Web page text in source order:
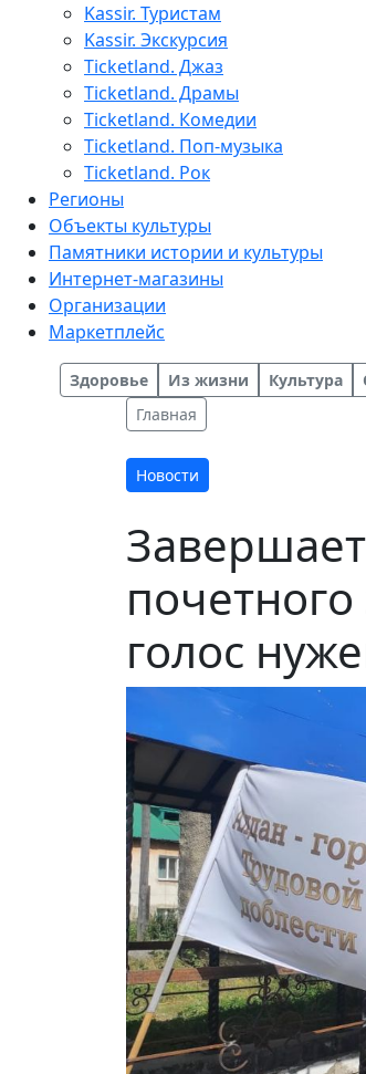
Kassir. Туристам
Kassir. Экскурсия
Ticketland. Джаз
Ticketland. Драмы
Ticketland. Комедии
Ticketland. Поп-музыка
Ticketland. Рок
Регионы
Объекты культуры
Памятники истории и культуры
Интернет-магазины
Организации
Маркетплейс
Здоровье Из жизни Культура
Главная
Новости
голос